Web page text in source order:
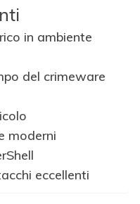
in ambiente
del crimeware
moderni
eccellenti